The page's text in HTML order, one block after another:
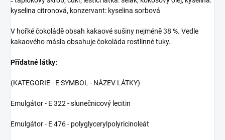
kyselina citronová, konzervant: kyselina sorbová
V hořké čokoládě obsah kakaové sušiny nejméně 38 %. Vedle
kakaového másla obsahuje čokoláda rostlinné tuky.
Přídatné látky:
(KATEGORIE - E SYMBOL - NÁZEV LÁTKY)
Emulgátor - E 322 - slunečnicový lecitin
Emulgátor - E 476 - polyglycerylpolyricinoleát